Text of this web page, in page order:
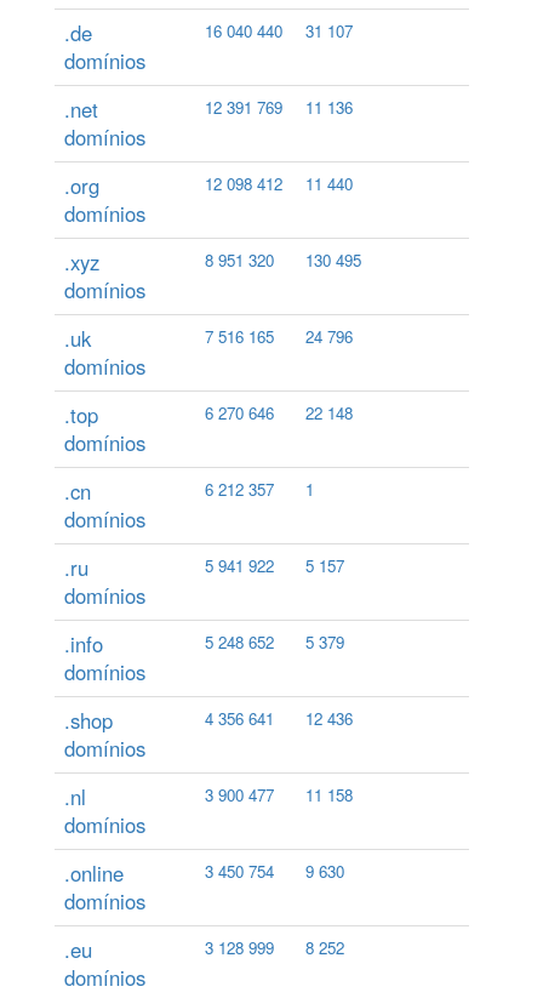
.de
domínios
16 040 440 31 107
.net
domínios
12 391 769 11 136
.org
domínios
12 098 412 11 440
.xyz
domínios
8 951 320 130 495
.uk
domínios
7 516 165 24 796
.top
domínios
6 270 646 22 148
.cn
domínios
6 212 357 1
.ru
domínios
5 941 922 5 157
.info
domínios
5 248 652 5 379
.shop
domínios
4 356 641 12 436
.nl
domínios
3 900 477 11 158
.online
domínios
3 450 754 9 630
.eu
domínios
3 128 999 8 252